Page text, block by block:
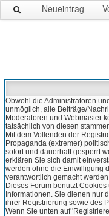
Neueintrag
Obwohl die Administratoren
unmöglich, alle Beiträge/
Moderatoren und Webmaster
tatsächlich von diesen
Mit dem Vollenden der
Propaganda (extremer)
sofort und dauerhaft gesperrt
erklären Sie sich damit
werden ohne die Einwilligung
verantwortlich gemacht
Dieses Forum benutzt
Informationen. Sie dienen nur
ihrer Registrierung sowie des
Wenn Sie unten auf